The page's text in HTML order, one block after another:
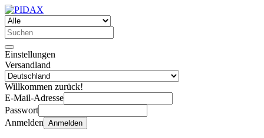
Einstellungen
Versandland
Willkommen zurück!
E-Mail-Adresse
Passwort
Anmelden Anmelden